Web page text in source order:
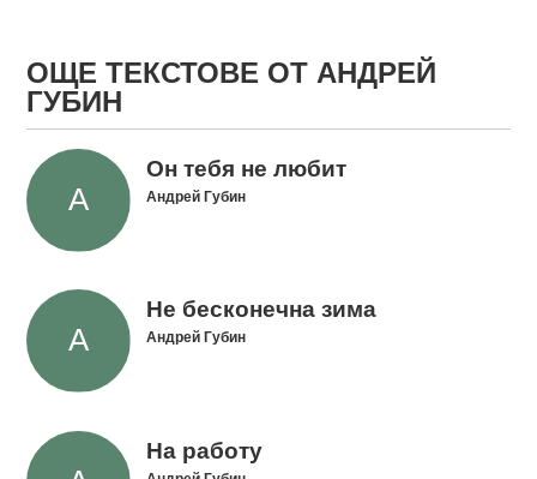
ОЩЕ ТЕКСТОВЕ ОТ АНДРЕЙ
ГУБИН
Он тебя не любит
Андрей Губин
Не бесконечна зима
Андрей Губин
На работу